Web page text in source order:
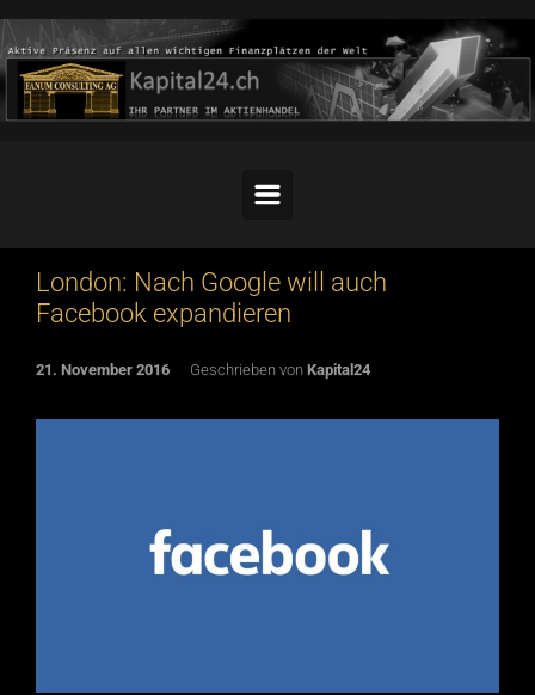
Skip to main content
London: Nach Google will auch
Facebook expandieren
21. November 2016 Geschrieben von Kapital24